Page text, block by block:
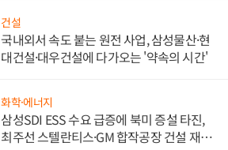
건설
국내외서 속도 붙는 원전 사업, 삼성물산·현
대건설·대우건설에 다가오는 '약속의 시간'
화학·에너지
삼성SDI ESS 수요 급증에 북미 증설 타진,
최주선 스텔란티스·GM 합작공장 건설 재추